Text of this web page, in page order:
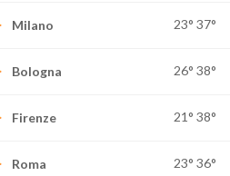
Milano 23° 37°
Bologna 26° 38°
Firenze 21° 38°
Roma 23° 36°